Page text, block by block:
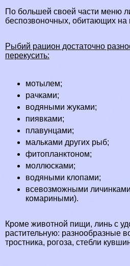
По большей своей части меню
беспозвоночных, обитающих на
Рыбий рацион достаточно
перекусить:
мотылем;
рачками;
водяными жуками;
пиявками;
плавунцами;
мальками других рыб;
фитопланктоном;
моллюсками;
водяными клопами;
всевозможными
комариными).
Кроме животной пищи, линь с
растительную: разнообразные
тростника, рогоза, стeбли